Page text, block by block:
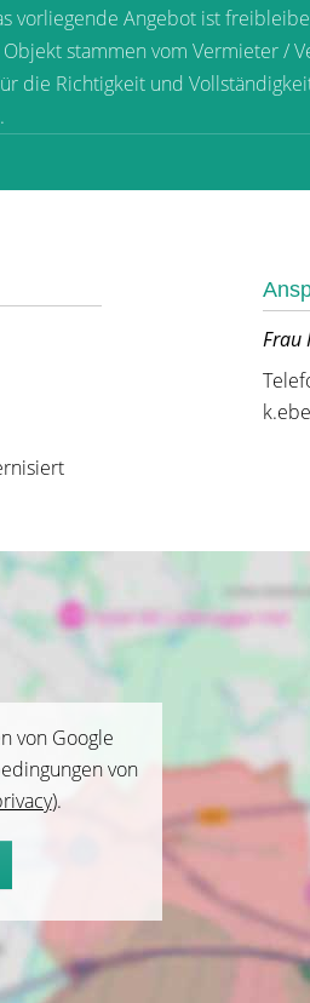
vorliegende Angebot ist
stammen vom Vermieter /
die Richtigkeit und
Frau
von Google
von
).